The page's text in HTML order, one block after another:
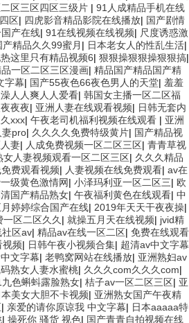
区三区四区三级片 | 91人成精品手机在线
区| 四虎影音精品影院在线播放| 国产剧情
产在线| 91在线视频在线视频| 尺度诱惑激
精品久久99蜜月 | 日本老女人的性乱生活|
这里只有精品视频6| 狠狠操狠狠操狠狠搞|
一区二区三区漫画| 精品国产精品国产精
字幕| 国产55夜色66夜色男人的天堂| 羞羞
人人爽人人爱看| 韩国女主播一区二区福
夜夜| 亚洲人妻在线观看视频| 日韩无套内
xxx| 午夜老司机福利视频在线观看 | 亚洲
妻pro| 久久久久免费特级黄片| 国产精品视
妻| 人成免费视频一区二区三区| 青青草视
女人妻视频观看一区二区三区| 久久久精品
费观看视频| 人妻视频在线免费观看| av在
级黄色激情网| 小泽玛利亚一区二区三| 欧
国产精品熟女| 午夜福利黄色在线观看| 中
婷婷综合国产在线| 2019年天天干夜夜操|
一区二区久久 | 就操五月天在线视频| jvid精
社区av| 精品av在线一区二区| 免费在线观看
视频| 日韩午夜小视频合集| 超清av中文字幕
文字幕| 老鸭窝网站在线播放| 亚洲熟妇av
熟女人妻水蜜桃| 久久久com久久久com|
九色蝌蚪露脸熟女| 桔子av一区二区三区| 亚
本美女大胆不卡视频| 亚洲熟女国产午夜精
| 亲爱的请你原谅我 中文字幕| 日本aaaaa特
| 操死你 骚货 视色| 国产青青自拍视频在线